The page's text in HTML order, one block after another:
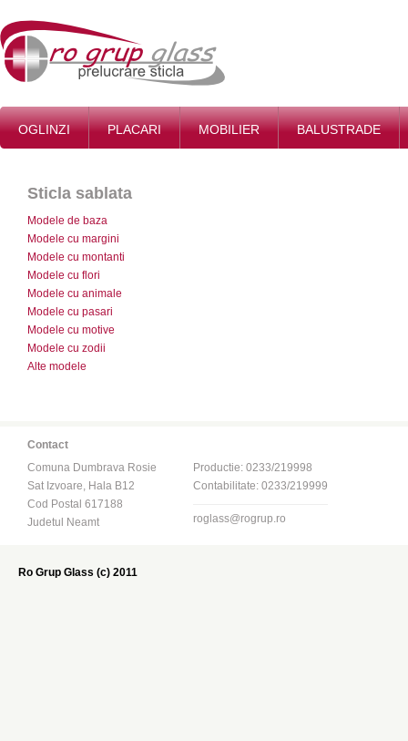
OGLINZI PLACARI MOBILIER BALUSTRADE
Sticla sablata
Modele de baza
Modele cu margini
Modele cu montanti
Modele cu flori
Modele cu animale
Modele cu pasari
Modele cu motive
Modele cu zodii
Alte modele
Contact
Comuna Dumbrava Rosie
Sat Izvoare, Hala B12
Cod Postal 617188
Judetul Neamt
Productie: 0233/219998
Contabilitate: 0233/219999
roglass@rogrup.ro
Ro Grup Glass (c) 2011